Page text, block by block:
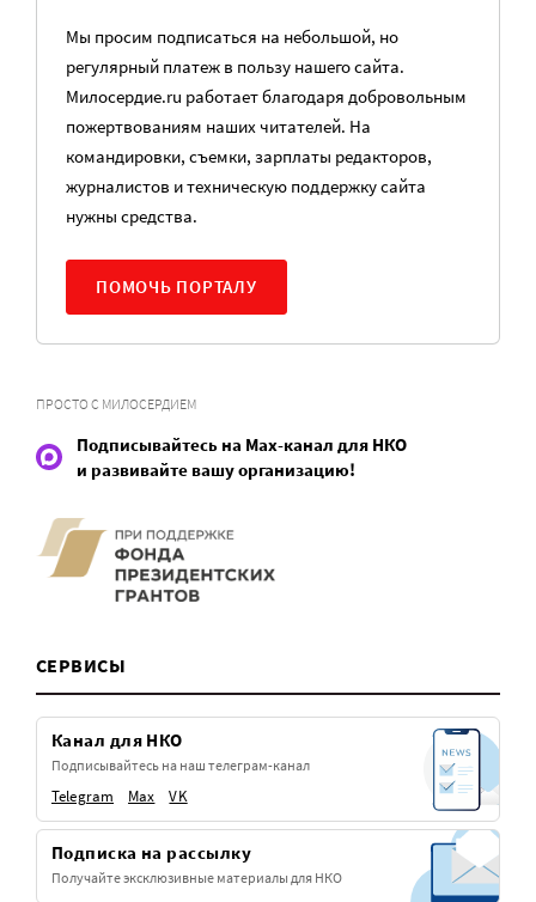
Мы просим подписаться на небольшой, но
регулярный платеж в пользу нашего сайта.
Милосердие.ru работает благодаря добровольным
пожертвованиям наших читателей. На
командировки, съемки, зарплаты редакторов,
журналистов и техническую поддержку сайта
нужны средства.
ПОМОЧЬ ПОРТАЛУ
ПРОСТО С МИЛОСЕРДИЕМ
Подписывайтесь на Max-канал для НКО
и развивайте вашу организацию!
СЕРВИСЫ
Канал для НКО
Подписывайтесь на наш телеграм-канал
Telegram Max VK
Подписка на рассылку
Получайте эксклюзивные материалы для НКО